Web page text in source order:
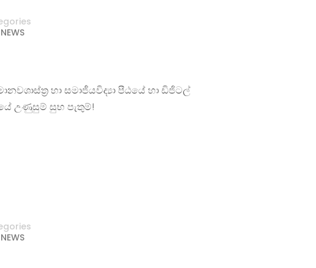
හා සමාජීයවිද්‍යා පීඨයේ හා ඩිජිටල්
උණුසුම් සුභ පැතුම්!